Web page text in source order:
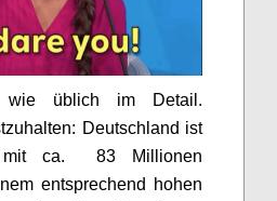
üblich im Detail.
Deutschland ist
mit ca. 83 Millionen
entsprechend hohen